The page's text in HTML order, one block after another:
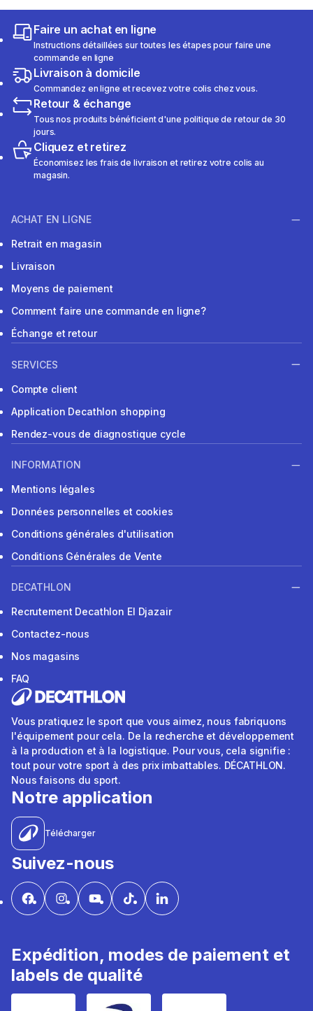
Faire un achat en ligne
Instructions détaillées sur toutes les étapes pour faire une
commande en ligne
Livraison à domicile
Commandez en ligne et recevez votre colis chez vous.
Retour & échange
Tous nos produits bénéficient d'une politique de retour de 30
jours.
Cliquez et retirez
Économisez les frais de livraison et retirez votre colis au
magasin.
ACHAT EN LIGNE
Retrait en magasin
Livraison
Moyens de paiement
Comment faire une commande en ligne?
Échange et retour
SERVICES
Compte client
Application Decathlon shopping
Rendez-vous de diagnostique cycle
INFORMATION
Mentions légales
Données personnelles et cookies
Conditions générales d'utilisation
Conditions Générales de Vente
DECATHLON
Recrutement Decathlon El Djazair
Contactez-nous
Nos magasins
FAQ
Vous pratiquez le sport que vous aimez, nous fabriquons
l'équipement pour cela. De la recherche et développement
à la production et à la logistique. Pour vous, cela signifie :
tout pour votre sport à des prix imbattables. DÉCATHLON.
Nous faisons du sport.
Notre application
Télécharger
Suivez-nous
Expédition, modes de paiement et
labels de qualité